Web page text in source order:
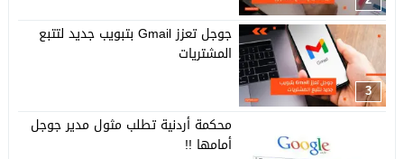
3
جوجل تعزز Gmail بتبويب جديد لتتبع
المشتريات
محكمة أردنية تطلب مثول مدير جوجل
أمامها !!